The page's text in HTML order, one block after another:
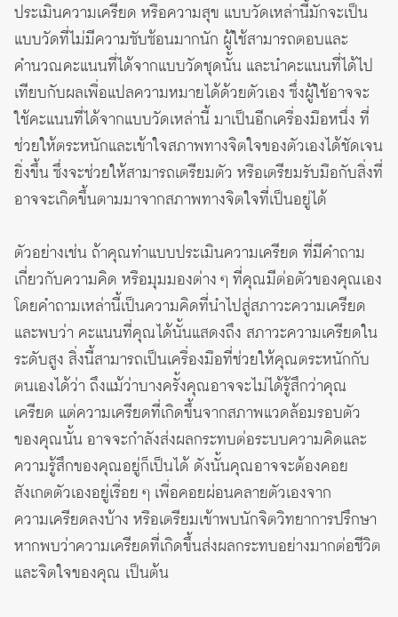
ประเมินความเครียด หรือความสุข แบบวัดเหล่านี้มักจะเป็น
แบบวัดที่ไม่มีความซับซ้อนมากนัก ผู้ใช้สามารถตอบและ
คำนวณคะแนนที่ได้จากแบบวัดชุดนั้น และนำคะแนนที่ได้ไป
เทียบกับผลเพื่อแปลความหมายได้ด้วยตัวเอง ซึ่งผู้ใช้อาจจะ
ใช้คะแนนที่ได้จากแบบวัดเหล่านี้ มาเป็นอีกเครื่องมือหนึ่ง ที่
ช่วยให้ตระหนักและเข้าใจสภาพทางจิตใจของตัวเองได้ชัดเจน
ยิ่งขึ้น ซึ่งจะช่วยให้สามารถเตรียมตัว หรือเตรียมรับมือกับสิ่งที่
อาจจะเกิดขึ้นตามมาจากสภาพทางจิตใจที่เป็นอยู่ได้
ตัวอย่างเช่น ถ้าคุณทำแบบประเมินความเครียด ที่มีคำถาม
เกี่ยวกับความคิด หรือมุมมองต่าง ๆ ที่คุณมีต่อตัวของคุณเอง
โดยคำถามเหล่านี้เป็นความคิดที่นำไปสู่สภาวะความเครียด
และพบว่า คะแนนที่คุณได้นั้นแสดงถึง สภาวะความเครียดใน
ระดับสูง สิ่งนี้สามารถเป็นเครื่องมือที่ช่วยให้คุณตระหนักกับ
ตนเองได้ว่า ถึงแม้ว่าบางครั้งคุณอาจจะไม่ได้รู้สึกว่าคุณ
เครียด แต่ความเครียดที่เกิดขึ้นจากสภาพแวดล้อมรอบตัว
ของคุณนั้น อาจจะกำลังส่งผลกระทบต่อระบบความคิดและ
ความรู้สึกของคุณอยู่ก็เป็นได้ ดังนั้นคุณอาจจะต้องคอย
สังเกตตัวเองอยู่เรื่อย ๆ เพื่อคอยผ่อนคลายตัวเองจาก
ความเครียดลงบ้าง หรือเตรียมเข้าพบนักจิตวิทยาการปรึกษา
หากพบว่าความเครียดที่เกิดขึ้นส่งผลกระทบอย่างมากต่อชีวิต
และจิตใจของคุณ เป็นต้น